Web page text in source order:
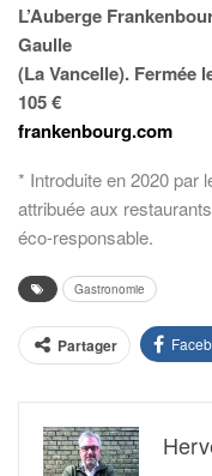
L’Auberge
Gaulle
(La Vancelle). Fermée
105 €
frankenbourg.com
* Introduite en 2020 par
attribuée aux
éco-responsable.
Gastronomie
Partager